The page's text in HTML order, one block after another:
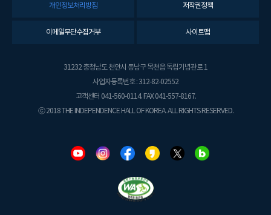
개인정보처리방침 저작권정책
이메일무단수집거부 사이트맵
31232 충청남도 천안시 동남구 목천읍 독립기념관로 1
사업자등록번호 : 312-82-02552
고객센터 041-560-0114. FAX 041-557-8167.
ⓒ 2018 THE INDEPENDENCE HALL OF KOREA. ALL RIGHTS RESERVED.